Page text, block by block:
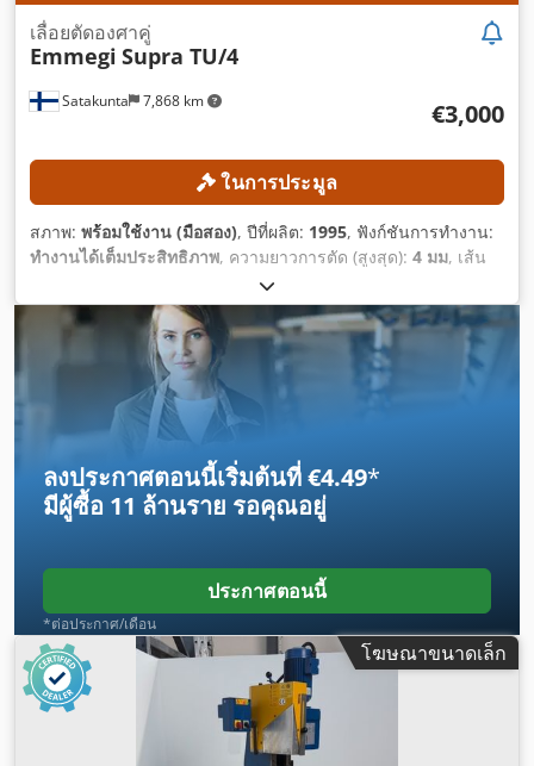
Satakunta 7,868 km
เลื่อยตัดองศาคู่
Emmegi Supra TU/4
€3,000
ในการประมูล
สภาพ: พร้อมใช้งาน (มือสอง), ปีที่ผลิต: 1995, ฟังก์ชันการทำงาน:
ทำงานได้เต็มประสิทธิภาพ, ความยาวการตัด (สูงสุด): 4 มม, เส้น
, ความเร็วรอบ (สูงสุด):
นาที, น้ำหนักรวม:600 กก., กำลัง:4.4 กิโลวัตต์ (5.98 แรงม้า),
ลงประกาศตอนนี้เริ่มต้นที่ €4.49*
มีผู้ซื้อ 11 ล้านราย รอคุณอยู่
ประกาศตอนนี้
*ต่อประกาศ/เดือน
โฆษณาขนาดเล็ก